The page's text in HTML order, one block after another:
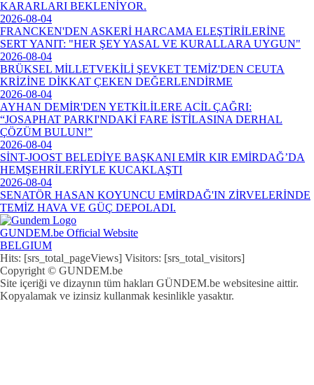
KARARLARI BEKLENİYOR.
2026-08-04
FRANCKEN'DEN ASKERİ HARCAMA ELEŞTİRİLERİNE
SERT YANIT: "HER ŞEY YASAL VE KURALLARA UYGUN"
2026-08-04
BRÜKSEL MİLLETVEKİLİ ŞEVKET TEMİZ'DEN CEUTA
KRİZİNE DİKKAT ÇEKEN DEĞERLENDİRME
2026-08-04
AYHAN DEMİR'DEN YETKİLİLERE ACİL ÇAĞRI:
“JOSAPHAT PARKI'NDAKİ FARE İSTİLASINA DERHAL
ÇÖZÜM BULUN!”
2026-08-04
SİNT-JOOST BELEDİYE BAŞKANI EMİR KIR EMİRDAĞ’DA
HEMŞEHRİLERİYLE KUCAKLAŞTI
2026-08-04
SENATÖR HASAN KOYUNCU EMİRDAĞ'IN ZİRVELERİNDE
TEMİZ HAVA VE GÜÇ DEPOLADI.
GUNDEM.be Official Website
BELGIUM
Hits: [srs_total_pageViews] Visitors: [srs_total_visitors]
Copyright © GUNDEM.be
Site içeriği ve dizaynın tüm hakları GÜNDEM.be websitesine aittir.
Kopyalamak ve izinsiz kullanmak kesinlikle yasaktır.